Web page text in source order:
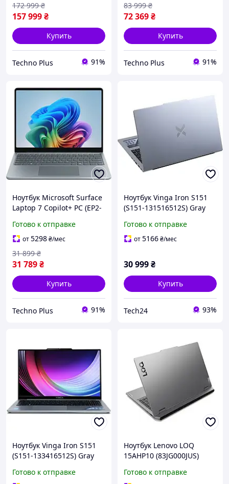
157 999₴
172 999 ₴
Купить
Techno Plus 91%
72 369₴
83 999 ₴
Купить
Techno Plus 91%
Ноутбук Microsoft Surface
Laptop 7 Copilot+ PC (EP2-
Готово к отправке
от5298₴/мес
31 789₴
31 899 ₴
Купить
Techno Plus 91%
Ноутбук Vinga Iron S151
(S151-131516512S) Gray
Готово к отправке
от5166₴/мес
30 999₴
Купить
Tech24 93%
Ноутбук Vinga Iron S151
(S151-133416512S) Gray
Готово к отправке
Ноутбук Lenovo LOQ
15AHP10 (83JG000JUS)
Готово к отправке